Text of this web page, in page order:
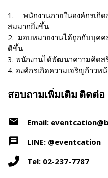
1. พนักงานภายในองค์กรเกิด
สมมากยิ่งขึ้น
2. มอบหมายงานได้ถูกกับบุคค
ดีขึ้น
3. พนักงานได้พัฒนาความคิดส
4. องค์กรเกิดความเจริญก้าวห
สอบถามเพิ่มเติม ติดต่อ
Email:
LINE: @eventcation
Tel: 02-237-7787